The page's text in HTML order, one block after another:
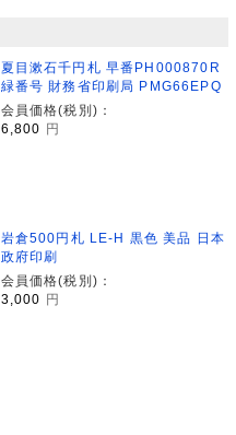
夏目漱石千円札 早番PH000870R
緑番号 財務省印刷局 PMG66EPQ
会員価格(税別)：
6,800
円
岩倉500円札 LE-H 黒色 美品 日本
政府印刷
会員価格(税別)：
3,000
円